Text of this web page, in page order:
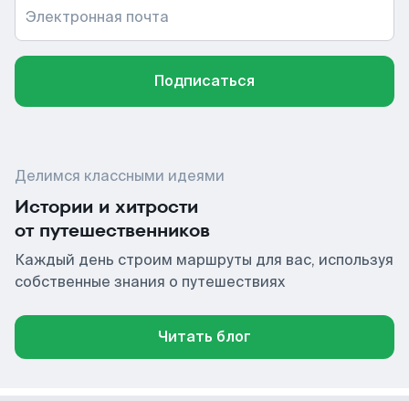
Электронная почта
Подписаться
Делимся классными идеями
Истории и хитрости
от путешественников
Каждый день строим маршруты для вас, используя
собственные знания о путешествиях
Читать блог